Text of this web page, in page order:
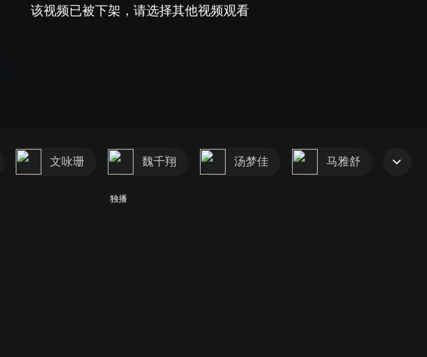
该视频已被下架，请选择其他视频观看
文咏珊 魏千翔 汤梦佳 马雅舒
独播